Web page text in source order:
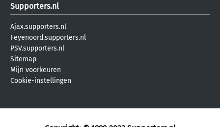
Supporters.nl
Ajax.supporters.nl
Feyenoord.supporters.nl
PSV.supporters.nl
Sitemap
Mijn voorkeuren
Cookie-instellingen